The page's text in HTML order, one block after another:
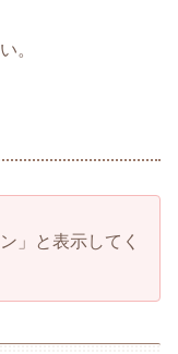
。
」と表示してく